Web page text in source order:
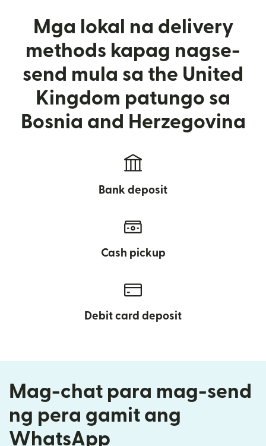
Mga lokal na delivery
methods kapag nagse-
send mula sa the United
Kingdom patungo sa
Bosnia and Herzegovina
Bank deposit
Cash pickup
Debit card deposit
Mag-chat para mag-send
ng pera gamit ang
WhatsApp